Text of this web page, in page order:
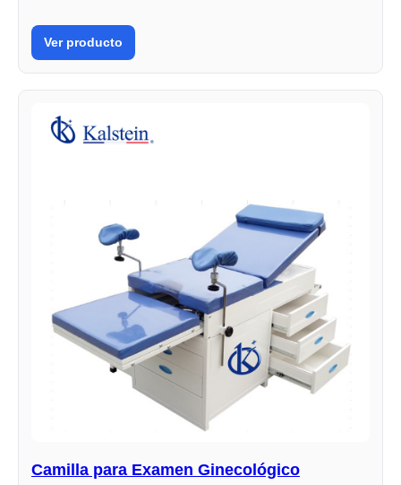
Ver producto
Camilla para Examen Ginecológico